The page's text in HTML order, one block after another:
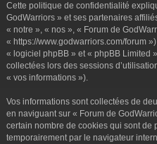
s
Cette politique de confidentialité
GodWarriors » et ses partenaires
« notre », « nos », « Forum de
« https://www.godwarriors.com/forum
« logiciel phpBB » et « phpBB Limited
collectées lors des sessions
« vos informations »).
Vos informations sont collectées de
en naviguant sur « Forum de
certain nombre de cookies qui sont de
temporairement par le navigateur